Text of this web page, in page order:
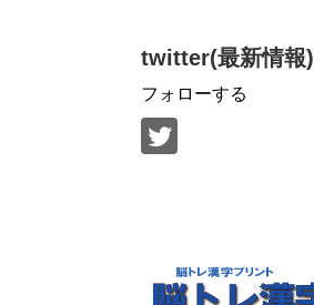
twitter(最新情報)
フォローする